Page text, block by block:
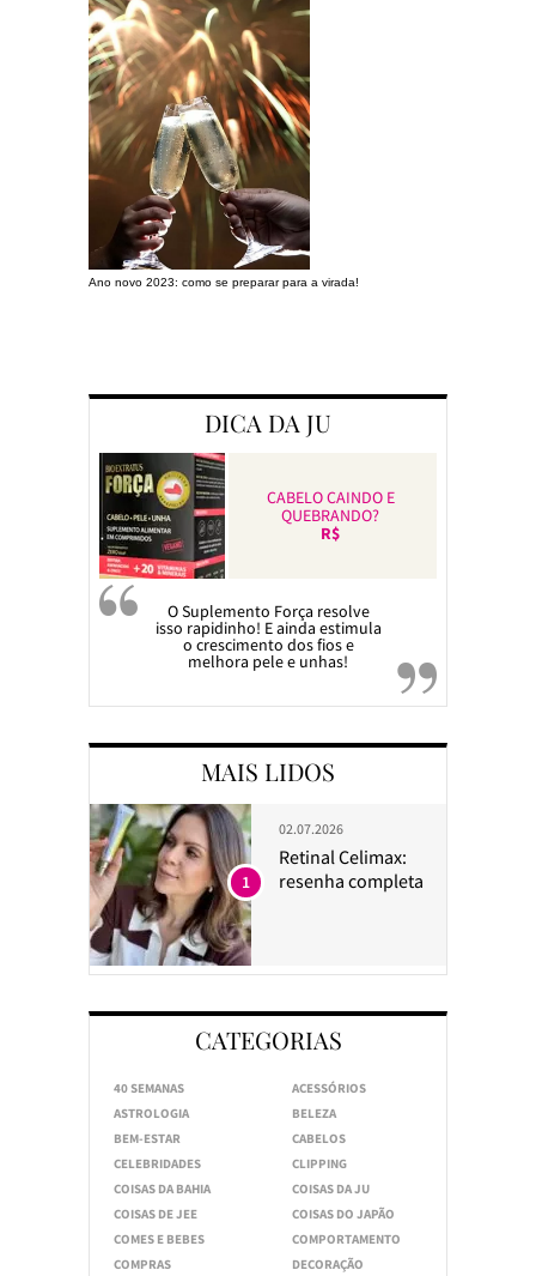
Ano novo 2023: como se preparar para a virada!
DICA DA JU
CABELO CAINDO E
QUEBRANDO?
R$
O Suplemento Força resolve
isso rapidinho! E ainda estimula
o crescimento dos fios e
melhora pele e unhas!
MAIS LIDOS
02.07.2026
Retinal Celimax:
resenha completa
1
CATEGORIAS
40 SEMANAS
ACESSÓRIOS
ASTROLOGIA
BELEZA
BEM-ESTAR
CABELOS
CELEBRIDADES
CLIPPING
COISAS DA BAHIA
COISAS DA JU
COISAS DE JEE
COISAS DO JAPÃO
COMES E BEBES
COMPORTAMENTO
COMPRAS
DECORAÇÃO